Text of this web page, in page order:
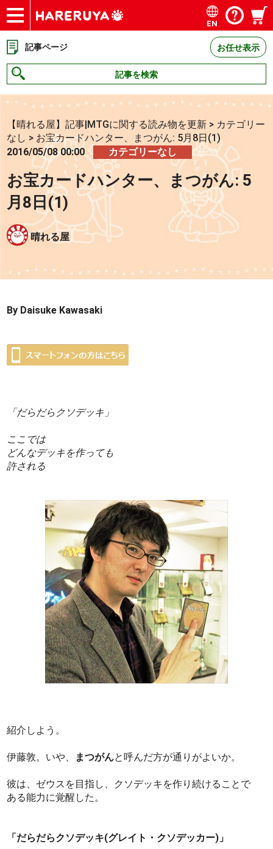
ショップ
買取
記事
デッキ検索
デッキ構築
選手一覧
店舗一覧
イベント
お問い合わせ
EN
記事ページ お任せ表示
記事を検索
【晴れる屋】記事|MTGに関する読み物を更新 > カテゴリー
なし > お宝カードハンター、まつがん: 5月8日(1)
2016/05/08 00:00
カテゴリーなし
お宝カードハンター、まつがん: 5
月8日(1)
晴れる屋
By Daisuke Kawasaki
「だらだらクソデッキ」
ここでは
どんなデッキを作っても
許される
紹介しよう。
伊藤敦。いや、 まつがんと呼んだ方が通りがよいか。
彼は、ゼウスを目指し、クソデッキを作り続けることで
ある能力に覚醒した。
「だらだらクソデッキ(グレイト・クソデッカー)」